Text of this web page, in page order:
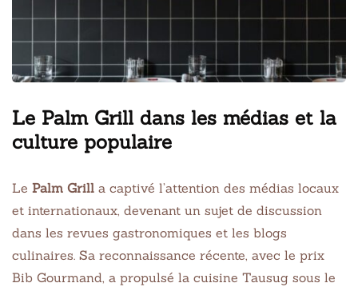
Le Palm Grill dans les médias et la
culture populaire
Le Palm Grill a captivé l’attention des médias locaux
et internationaux, devenant un sujet de discussion
dans les revues gastronomiques et les blogs
culinaires. Sa reconnaissance récente, avec le prix
Bib Gourmand, a propulsé la cuisine Tausug sous le